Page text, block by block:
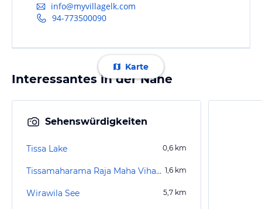
info@myvillagelk.com
94-773500090
Karte
Interessantes in der Nähe
Sehenswürdigkeiten
Tissa Lake 0,6 km
Tissamaharama Raja Maha Vihara 1,6 km
Wirawila See 5,7 km